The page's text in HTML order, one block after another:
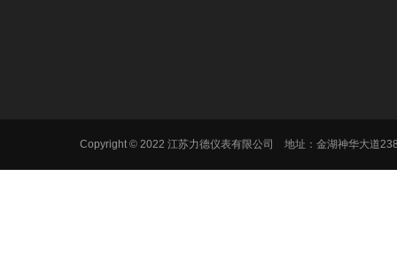
Copyright © 2022 江苏力德仪表有限公司 地址：金湖神华大道